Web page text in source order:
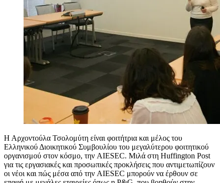
Η Αρχοντούλα Τσολομύτη είναι φοιτήτρια και μέλος του
Ελληνικού Διοικητικού Συμβουλίου του μεγαλύτερου φοιτητικού
οργανισμού στον κόσμο, την AIESEC. Μιλά στη Huffington Post
για τις εργασιακές και προσωπικές προκλήσεις που αντιμετωπίζουν
οι νέοι και πώς μέσα από την AIESEC μπορούν να έρθουν σε